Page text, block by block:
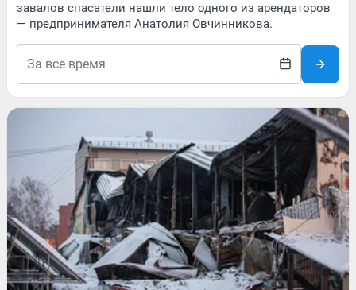
завалов спасатели нашли тело одного из арендаторов
— предпринимателя Анатолия Овчинникова.